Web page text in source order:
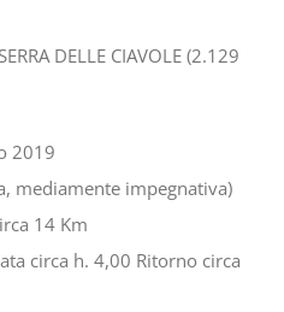
DELLE CIAVOLE (2.129
2019
mediamente impegnativa)
14 Km
circa h. 4,00 Ritorno circa